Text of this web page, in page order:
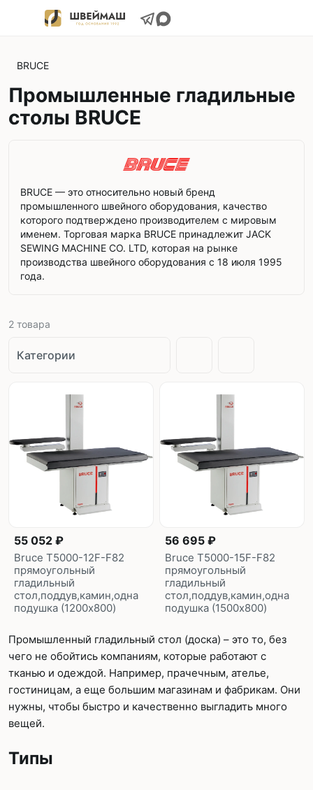
BRUCE
Промышленные гладильные
столы BRUCE
BRUCE — это относительно новый бренд
промышленного швейного оборудования, качество
которого подтверждено производителем с мировым
именем. Торговая марка BRUCE принадлежит JACK
SEWING MACHINE CO. LTD, которая на рынке
производства швейного оборудования с 18 июля 1995
года.
2 товара
Категории
55 052 ₽
Bruce T5000-12F-F82
прямоугольный
гладильный
стол,поддув,камин,одна
подушка (1200x800)
56 695 ₽
Bruce T5000-15F-F82
прямоугольный
гладильный
стол,поддув,камин,одна
подушка (1500x800)
Промышленный гладильный стол (доска) – это то, без
чего не обойтись компаниям, которые работают с
тканью и одеждой. Например, прачечным, ателье,
гостиницам, а еще большим магазинам и фабрикам. Они
нужны, чтобы быстро и качественно выгладить много
вещей.
Типы